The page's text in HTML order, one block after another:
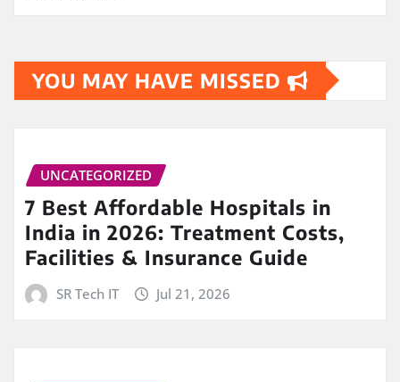
YOU MAY HAVE MISSED
UNCATEGORIZED
7 Best Affordable Hospitals in
India in 2026: Treatment Costs,
Facilities & Insurance Guide
SR Tech IT Jul 21, 2026